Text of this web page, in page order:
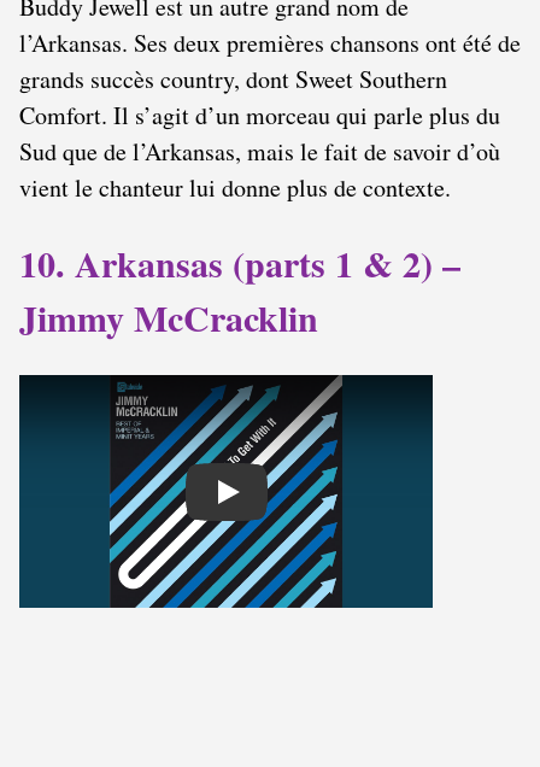
Buddy Jewell est un autre grand nom de
l’Arkansas. Ses deux premières chansons ont été de
grands succès country, dont Sweet Southern
Comfort. Il s’agit d’un morceau qui parle plus du
Sud que de l’Arkansas, mais le fait de savoir d’où
vient le chanteur lui donne plus de contexte.
10. Arkansas (parts 1 & 2) –
Jimmy McCracklin
Play